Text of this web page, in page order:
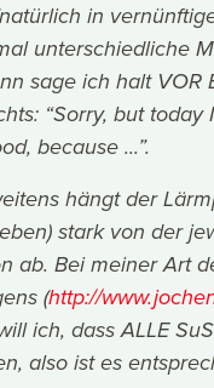
in
unterschiedliche
sage ich halt VOR
“Sorry, but today
because ...”.
hängt der
stark von der
ab. Bei meiner Art
(http://
ich, dass ALLE
also ist es